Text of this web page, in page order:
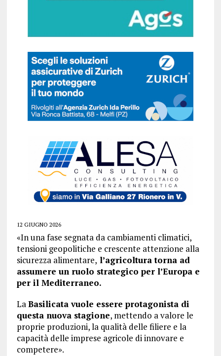
12 GIUGNO 2026
«In una fase segnata da cambiamenti climatici,
tensioni geopolitiche e crescente attenzione alla
sicurezza alimentare, l’agricoltura torna ad
assumere un ruolo strategico per l’Europa e
per il Mediterraneo.
LaBasilicata vuole essere protagonista di
questa nuova stagione, mettendo a valore le
proprie produzioni, la qualità delle filiere e la
capacità delle imprese agricole di innovare e
competere».